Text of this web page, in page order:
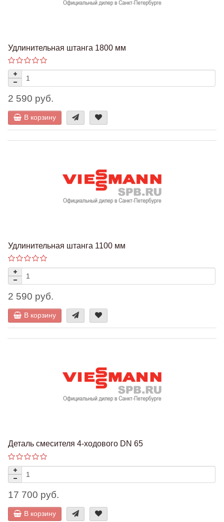
Удлинительная штанга 1800 мм
2 590 руб.
В корзину
Удлинительная штанга 1100 мм
2 590 руб.
В корзину
Деталь смесителя 4-ходового DN 65
17 700 руб.
В корзину